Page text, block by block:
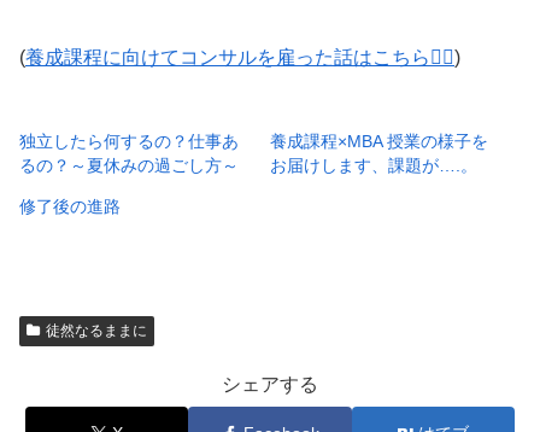
(養成課程に向けてコンサルを雇った話はこちら💁‍♂️)
独立したら何するの？仕事あ
るの？～夏休みの過ごし方～
養成課程×MBA 授業の様子を
お届けします、課題が….。
修了後の進路
徒然なるままに
シェアする